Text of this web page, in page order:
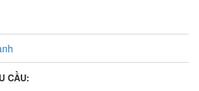
CẦU: